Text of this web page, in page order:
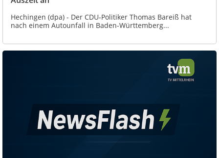
Hechingen (dpa) - Der CDU-Politiker Thomas Bareiß hat
nach einem Autounfall in Baden-Württemberg...